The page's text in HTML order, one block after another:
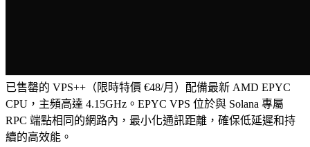
已售罄的 VPS++（限時特價 €48/月）配備最新 AMD EPYC
CPU，主頻高達 4.15GHz。EPYC VPS 位於與 Solana 專屬
RPC 端點相同的網路內，最小化通訊距離，確保低延遲和持
續的高效能。